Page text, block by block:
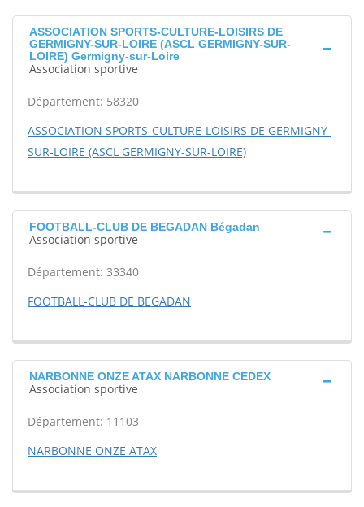
ASSOCIATION SPORTS-CULTURE-LOISIRS DE
GERMIGNY-SUR-LOIRE (ASCL GERMIGNY-SUR-
LOIRE) Germigny-sur-Loire
Association sportive
Département: 58320
ASSOCIATION SPORTS-CULTURE-LOISIRS DE GERMIGNY-
SUR-LOIRE (ASCL GERMIGNY-SUR-LOIRE)
FOOTBALL-CLUB DE BEGADAN Bégadan
Association sportive
Département: 33340
FOOTBALL-CLUB DE BEGADAN
NARBONNE ONZE ATAX NARBONNE CEDEX
Association sportive
Département: 11103
NARBONNE ONZE ATAX